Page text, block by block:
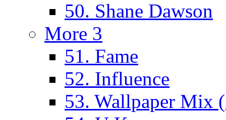
50. Shane Dawson
More 3
51. Fame
52. Influence
53. Wallpaper Mix